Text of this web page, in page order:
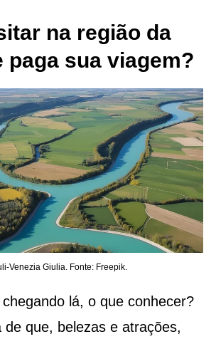
na região da
paga sua viagem?
Venezia Giulia. Fonte: Freepik.
lá, o que conhecer?
de que, belezas e atrações,